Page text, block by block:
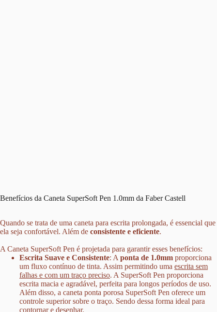
Benefícios da Caneta SuperSoft Pen 1.0mm da Faber Castell
Quando se trata de uma caneta para escrita prolongada, é essencial que
ela seja confortável. Além de consistente e eficiente.
A Caneta SuperSoft Pen é projetada para garantir esses benefícios:
Escrita Suave e Consistente: A ponta de 1.0mm proporciona
um fluxo contínuo de tinta. Assim permitindo uma escrita sem
falhas e com um traço preciso. A SuperSoft Pen proporciona
escrita macia e agradável, perfeita para longos períodos de uso.
Além disso, a caneta ponta porosa SuperSoft Pen oferece um
controle superior sobre o traço. Sendo dessa forma ideal para
contornar e desenhar.